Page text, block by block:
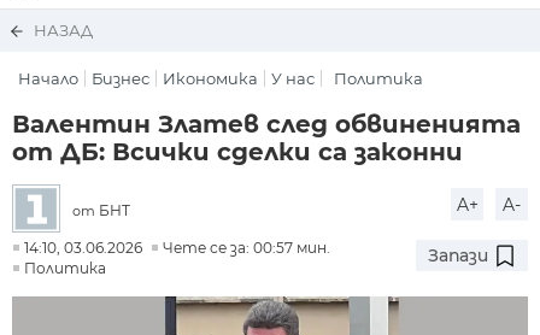
НАЗАД
Начало Бизнес Икономика У нас Политика
Валентин Златев след обвиненията
от ДБ: Всички сделки са законни
от БНТ A+ A-
14:10, 03.06.2026
Чете се за: 00:57 мин.
Политика
Запази